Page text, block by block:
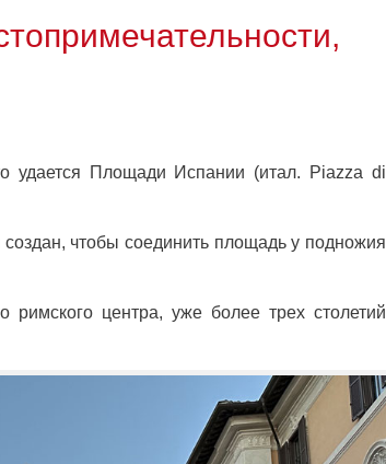
удается Площади Испании (итал. Piazza di
чтобы соединить площадь у подножия
центра, уже более трех столетий